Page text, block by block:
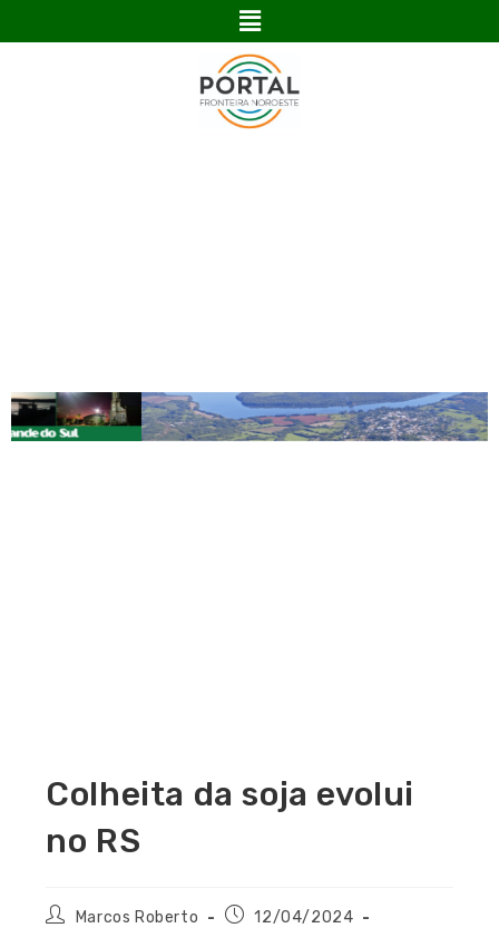
Colheita da soja evolui
no RS
Marcos Roberto
12/04/2024